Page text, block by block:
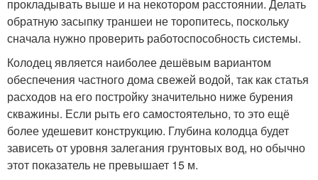
прокладывать выше и на некотором расстоянии. Делать
обратную засыпку траншеи не торопитесь, поскольку
сначала нужно проверить работоспособность системы.
Колодец является наиболее дешёвым вариантом
обеспечения частного дома свежей водой, так как статья
расходов на его постройку значительно ниже бурения
скважины. Если рыть его самостоятельно, то это ещё
более удешевит конструкцию. Глубина колодца будет
зависеть от уровня залегания грунтовых вод, но обычно
этот показатель не превышает 15 м.